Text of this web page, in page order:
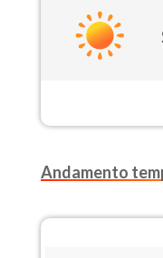
Andamento